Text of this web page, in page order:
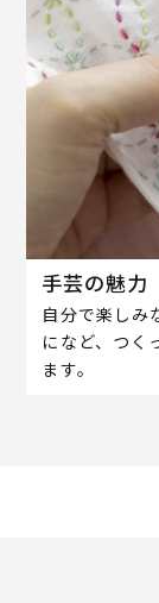
手芸の魅力
自分で楽しみ
になど、つく
ます。